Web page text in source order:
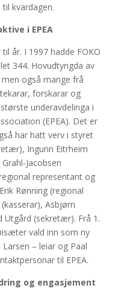
kvardagen.
i EPEA
år. I 1997 hadde FOKO
344. Hovudtyngda av
også mange frå
forskarar og
underavdelinga i
(EPEA). Det er
har hatt verv i styret
Ingunn Eitrheim
Jacobsen
representant og
Rønning (regional
Asbjørn
(sekretær). Frå 1.
vald inn som ny
– leiar og Paal
til EPEA.
og engasjement